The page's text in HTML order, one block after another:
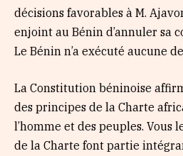
décisions favorables à M.
enjoint au Bénin d’annuler sa
Le Bénin n’a exécuté aucune
La Constitution béninoise
des principes de la Charte
l’homme et des peuples. Vous
de la Charte font partie